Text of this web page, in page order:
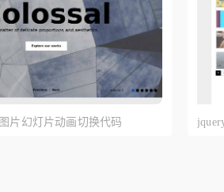
片幻灯片动画切换代码